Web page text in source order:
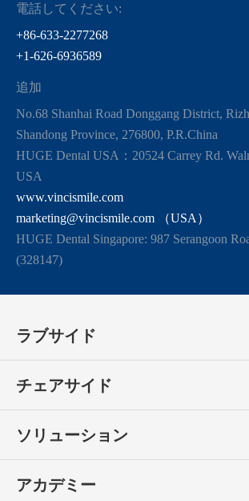
電話してください:
+86-633-2277268
+1-626-6936589
追加
No.68 Shanhai Road Donggang District,
Shandong Province, 276800, P.R.China
HUGE Dental USA：20524 Carrey Rd.
USA
www.vincismile.com
marketing@vincismile.com （USA）
HUGE Dental Singapore: 987 Serangoon
(328147)
ラブサイド
チェアサイド
ソリューション
アカデミー